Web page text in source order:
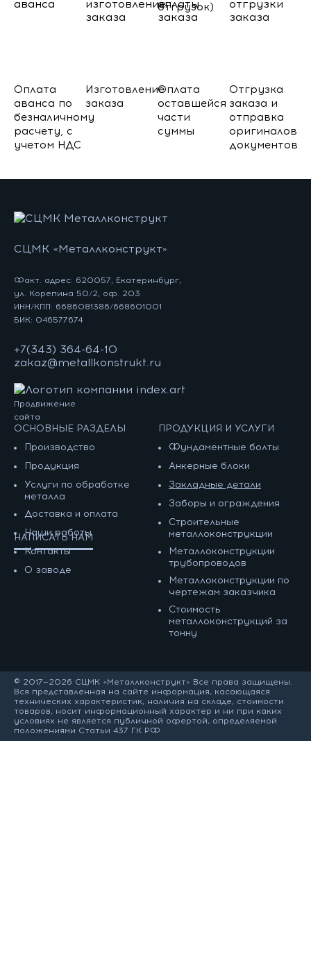
отгрузок)
Оплата
аванса по
безналичному
расчету, с
учетом НДС
Изготовление
заказа
Оплата
оставшейся
части
суммы
Отгрузка
заказа и
отправка
оригиналов
документов
СЦМК «Металлконструкт»
Факт. адрес: 620057, Екатеринбург,
ул. Корепина 50/2, оф. 203
ИНН/КПП: 6686081386/668601001
БИК: 046577674
+7(343) 364-64-10
zakaz@metallkonstrukt.ru
Продвижение
сайта
ОСНОВНЫЕ РАЗДЕЛЫ
Производство
Продукция
Услуги по обработке
металла
Доставка и оплата
Наши работы
Контакты
О заводе
ПРОДУКЦИЯ И УСЛУГИ
Фундаментные болты
Анкерные блоки
Закладные детали
Заборы и ограждения
Строительные
металлоконструкции
Металлоконструкции
трубопроводов
Металлоконструкции по
чертежам заказчика
Cтоимость
металлоконструкций за
тонну
НАПИСАТЬ НАМ
© 2017—2026 СЦМК «Металлконструкт» Все права защищены.
Вся представленная на сайте информация, касающаяся
технических характеристик, наличия на складе, стоимости
товаров, носит информационный характер и ни при каких
условиях не является публичной офертой, определяемой
положениями Статьи 437 ГК РФ